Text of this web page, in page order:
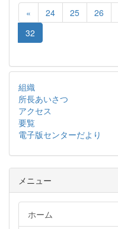
« 24 25 26
32
組織
所長あいさつ
アクセス
要覧
電子版センターだより
メニュー
ホーム